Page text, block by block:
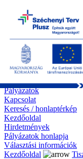
Kezdőoldal
Önkormányzat
Polgármesteri Hivatal
Roma Nemzetiségi
Elektronikus ügyintézés
Közérdekű információk
Tiszapüspöki bemutatása
Galéria
Díjazottaink
Pályázatok
Kapcsolat
Keresés / honlaptérkép
Kezdőoldal
Hirdetmények
Pályázatok honlapja
Választási információk
Kezdőoldal